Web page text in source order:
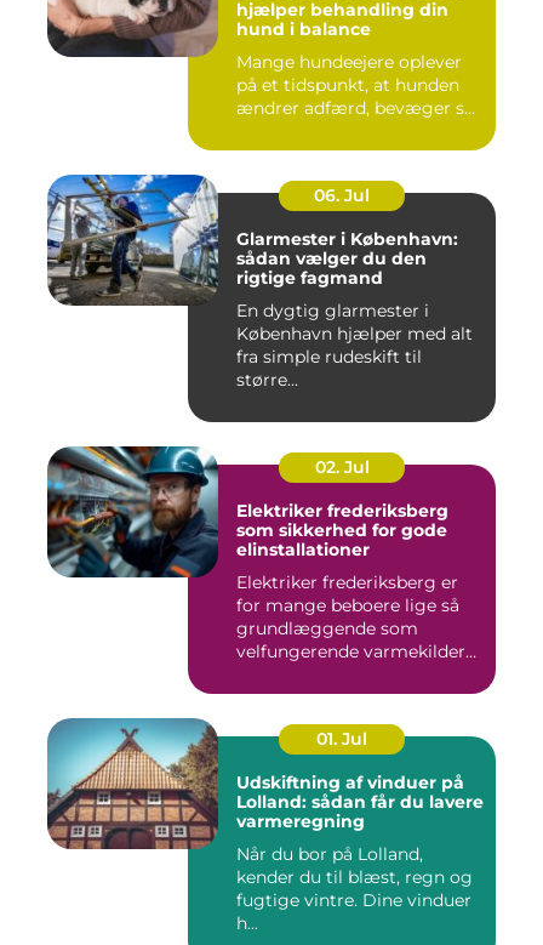
hjælper behandling din
hund i balance
Mange hundeejere oplever
på et tidspunkt, at hunden
ændrer adfærd, bevæger s...
06. Jul
Glarmester i København:
sådan vælger du den
rigtige fagmand
En dygtig glarmester i
København hjælper med alt
fra simple rudeskift til
større...
02. Jul
Elektriker frederiksberg
som sikkerhed for gode
elinstallationer
Elektriker frederiksberg er
for mange beboere lige så
grundlæggende som
velfungerende varmekilder
01. Jul
Udskiftning af vinduer på
Lolland: sådan får du lavere
varmeregning
Når du bor på Lolland,
kender du til blæst, regn og
fugtige vintre. Dine vinduer
h...